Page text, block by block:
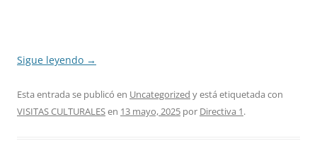
Sigue leyendo →
Esta entrada se publicó en Uncategorized y está etiquetada con
VISITAS CULTURALESen 13 mayo, 2025 por Directiva 1.